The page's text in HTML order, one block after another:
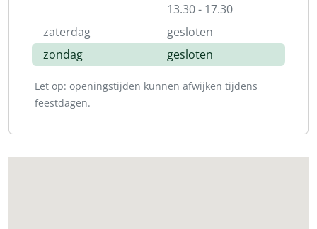
13.30 - 17.30
zaterdag
gesloten
zondag
gesloten
Let op: openingstijden kunnen afwijken tijdens
feestdagen.